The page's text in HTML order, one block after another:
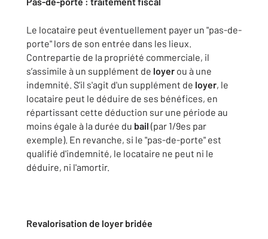
Le locataire peut éventuellement payer un "pas-de-
porte" lors de son entrée dans les lieux.
Contrepartie de la propriété commerciale, il
s’assimile à un supplément de loyer ou à une
indemnité. S'il s'agit d'un supplément de loyer, le
locataire peut le déduire de ses bénéfices, en
répartissant cette déduction sur une période au
moins égale à la durée du bail (par 1/9es par
exemple). En revanche, si le "pas-de-porte" est
qualifié d'indemnité, le locataire ne peut ni le
déduire, ni l'amortir.
Revalorisation de loyer bridée